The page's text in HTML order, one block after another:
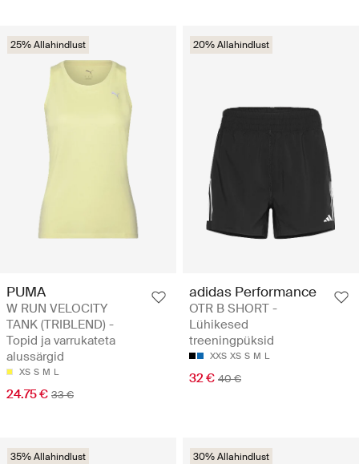
25% Allahindlust
PUMA
W RUN VELOCITY
TANK (TRIBLEND) -
Topid ja varrukateta
alussärgid
XS S M L
24.75 € 33 €
20% Allahindlust
adidas Performance
OTR B SHORT -
Lühikesed
treeningpüksid
XXS XS S M L
32 € 40 €
35% Allahindlust 30% Allahindlust